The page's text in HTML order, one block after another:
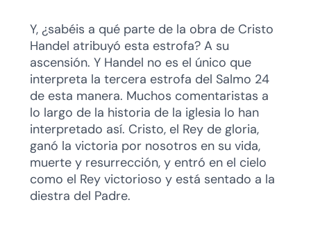
Y, ¿sabéis a qué parte de la obra de Cristo
Handel atribuyó esta estrofa? A su
ascensión. Y Handel no es el único que
interpreta la tercera estrofa del Salmo 24
de esta manera. Muchos comentaristas a
lo largo de la historia de la iglesia lo han
interpretado así. Cristo, el Rey de gloria,
ganó la victoria por nosotros en su vida,
muerte y resurrección, y entró en el cielo
como el Rey victorioso y está sentado a la
diestra del Padre.